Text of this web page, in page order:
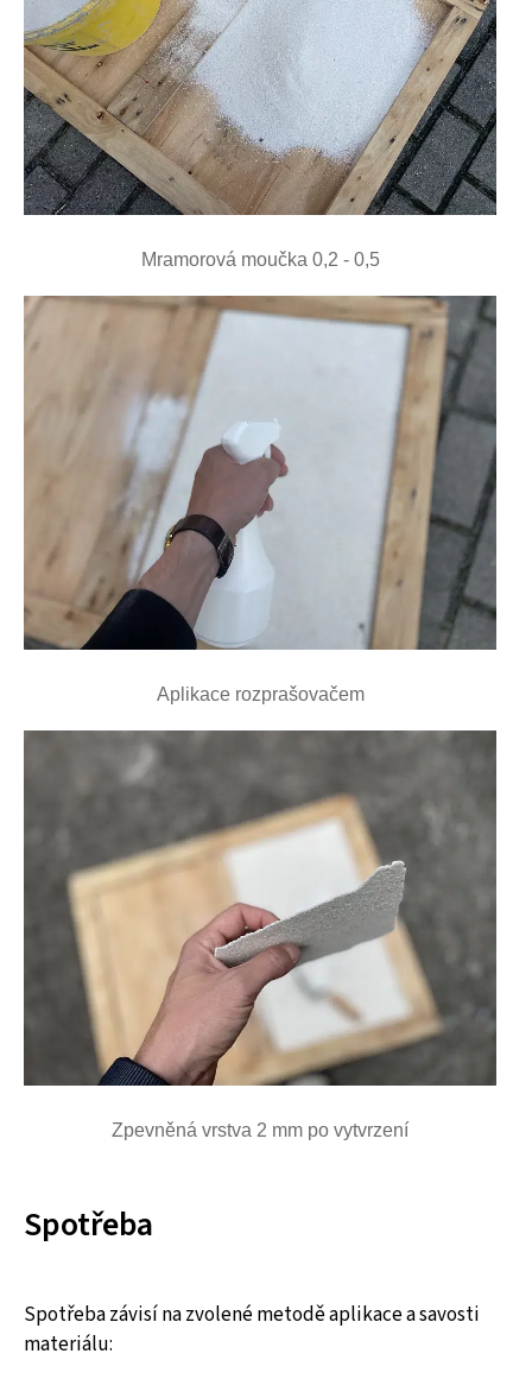
Mramorová moučka 0,2 - 0,5
Aplikace rozprašovačem
Zpevněná vrstva 2 mm po vytvrzení
Spotřeba
Spotřeba závisí na zvolené metodě aplikace a savosti
materiálu: